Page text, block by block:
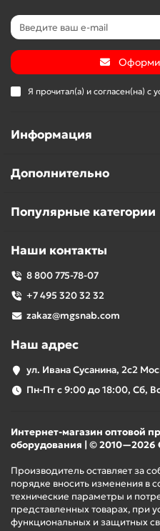
Я прочитал(а) и согласен(на) с
Информация
Дополнительно
Популярные категории
Наши контакты
8 800 775-78-07
+7 495 320 32 32
zakaz@mgsnab.com
Наш адрес
ул. Ивана Сусанина, 2с2
Пн-Пт с 9:00 до 18:00, Сб,
Интернет-магазин оптовой
оборудования | ©
Производитель оставляет за
порядке вносить изменения в
технические параметры и
представленных товарах, при
функциональных и защитных